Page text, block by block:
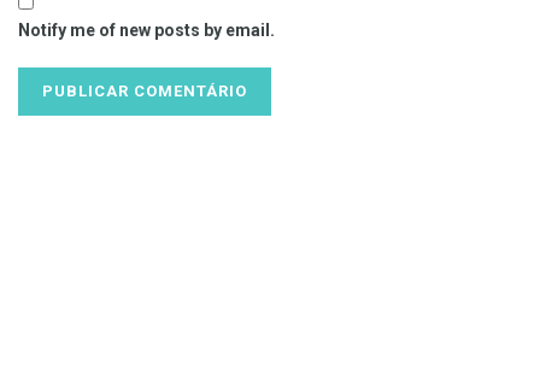
Notify me of new posts by email.